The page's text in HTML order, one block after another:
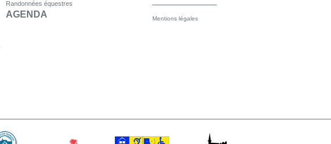
Randonnées équestres
AGENDA
Mentions légales